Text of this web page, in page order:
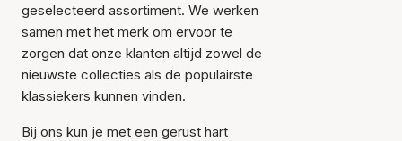
geselecteerd assortiment. We werken
samen met het merk om ervoor te
zorgen dat onze klanten altijd zowel de
nieuwste collecties als de populairste
klassiekers kunnen vinden.
Bij ons kun je met een gerust hart